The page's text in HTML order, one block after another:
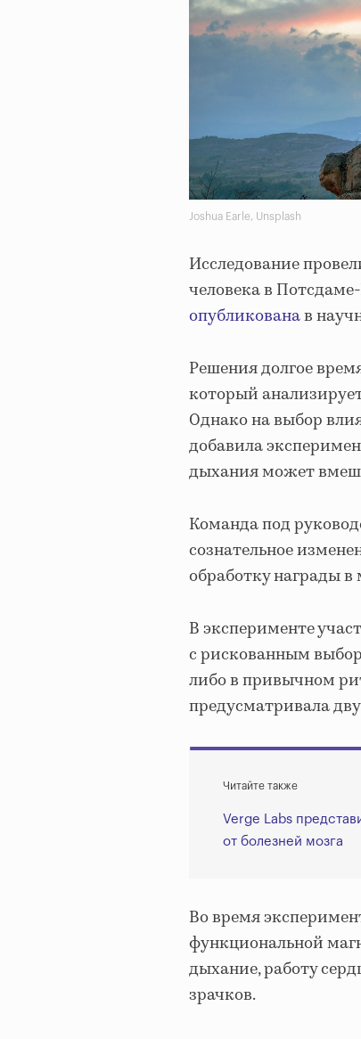
Joshua Earle, Unsplash
Исследование
человека в
опубликованав
Решения долгое
который
Однако на выбор
добавила
дыхания может
Команда под
сознательное
обработку награды
В эксперименте
с рискованным
либо в привычном
предусматривала
Читайте также
Verge Labs
от болезней мозга
Во время
функциональной
дыхание, работу
зрачков.